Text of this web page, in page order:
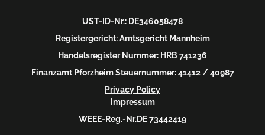
UST-ID-Nr.: DE346058478
Registergericht: Amtsgericht Mannheim
Handelsregister Nummer: HRB 741236
Finanzamt Pforzheim Steuernummer: 41412 / 40987
Privacy Policy
Impressum
WEEE-Reg.-Nr.DE 73442419